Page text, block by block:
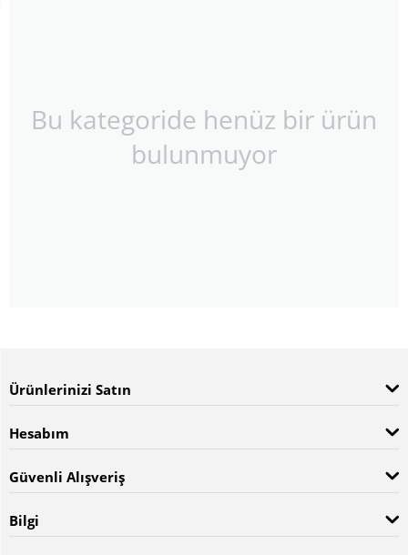
Bu kategoride henüz bir ürün
bulunmuyor
Ürünlerinizi Satın
Hesabım
Güvenli Alışveriş
Bilgi